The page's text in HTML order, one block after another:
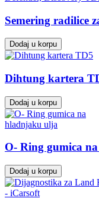
Semering radilice
Dodaj u korpu
Dihtung kartera
Dodaj u korpu
O- Ring gumica
Dodaj u korpu